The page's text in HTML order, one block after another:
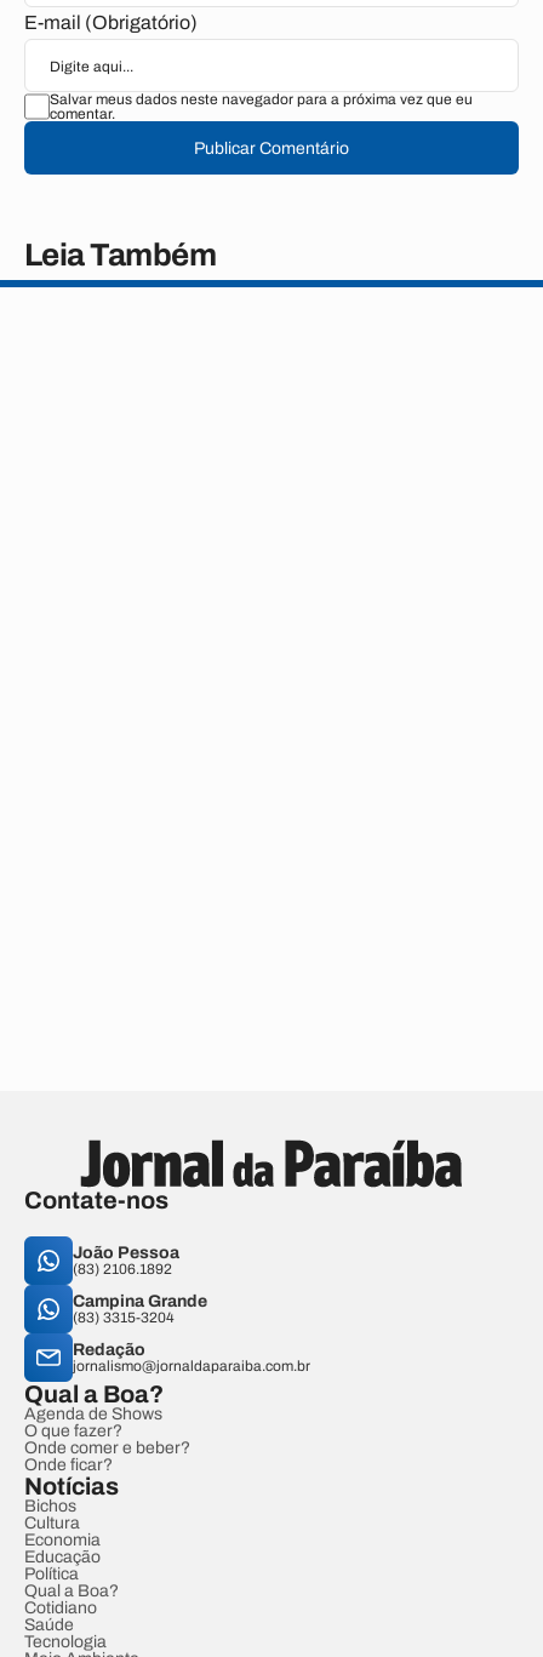
E-mail (Obrigatório)
Salvar meus dados neste navegador para a próxima vez que eu
comentar.
Publicar Comentário
Leia Também
Contate-nos
João Pessoa
(83) 2106.1892
Campina Grande
(83) 3315-3204
Redação
jornalismo@jornaldaparaiba.com.br
Qual a Boa?
Agenda de Shows
O que fazer?
Onde comer e beber?
Onde ficar?
Notícias
Bichos
Cultura
Economia
Educação
Política
Qual a Boa?
Cotidiano
Saúde
Tecnologia